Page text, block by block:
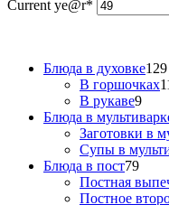
Current ye@r*
Блюда в духовке129
В горшочках
В рукаве9
Блюда в
Заготовки в
Супы в
Блюда в пост79
Постная
Постное